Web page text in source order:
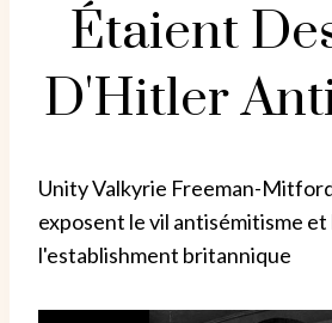
Étaient
D'Hitler
Unity Valkyrie Freeman-
exposent le vil antisémitisme et
l'establishment britannique